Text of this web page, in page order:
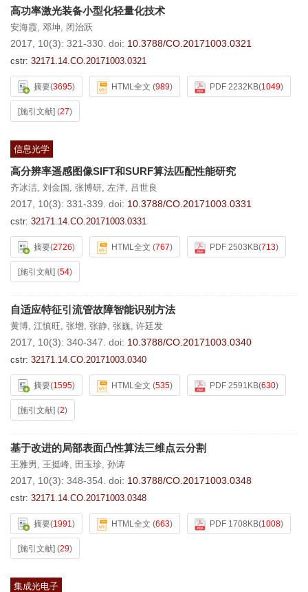
高功率激光装备小型化轻量化技术
安海霞, 邓坤, 闭治跃
2017, 10(3): 321-330. doi: 10.3788/CO.20171003.0321
cstr: 32171.14.CO.20171003.0321
摘要(3695) HTML全文 (989) PDF 2232KB(1049)
[施引文献] (27)
信息光学
高分辨率遥感图像SIFT和SURF算法匹配性能研究
齐冰洁, 刘金国 , 张博研, 左洋, 吕世良
2017, 10(3): 331-339. doi: 10.3788/CO.20171003.0331
cstr: 32171.14.CO.20171003.0331
摘要(2726) HTML全文 (767) PDF 2503KB(713)
[施引文献] (54)
自适应特征引流管故障智能识别方法
黄博, 江慎旺, 张增, 张静, 张巍, 许廷发
2017, 10(3): 340-347. doi: 10.3788/CO.20171003.0340
cstr: 32171.14.CO.20171003.0340
摘要(1595) HTML全文 (535) PDF 2591KB(630)
[施引文献] (2)
基于改进的局部表面凸性算法三维点云分割
王雅男 , 王挺峰, 田玉珍, 孙涛
2017, 10(3): 348-354. doi: 10.3788/CO.20171003.0348
cstr: 32171.14.CO.20171003.0348
摘要(1991) HTML全文 (663) PDF 1708KB(1008)
[施引文献] (29)
集成光电子